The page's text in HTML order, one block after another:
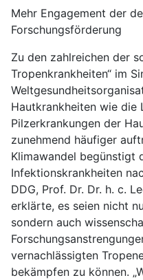
Mehr Engagement der
Forschungsförderung
Zu den zahlreichen der
Tropenkrankheiten“ im
Hautkrankheiten wie die
Pilzerkrankungen der
zunehmend häufiger
Klimawandel begünstigt
Infektionskrankheiten
DDG, Prof. Dr. Dr. h. c.
erklärte, es seien nicht
sondern auch
vernachlässigten
bekämpfen zu können.